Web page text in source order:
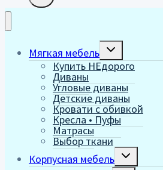
Мягкая мебель
Переключить
дочернее
меню
Купить НЕдорого
Диваны
Угловые диваны
Детские диваны
Кровати с обивкой
Кресла • Пуфы
Матрасы
Выбор ткани
Корпусная мебель
Переключить
дочернее